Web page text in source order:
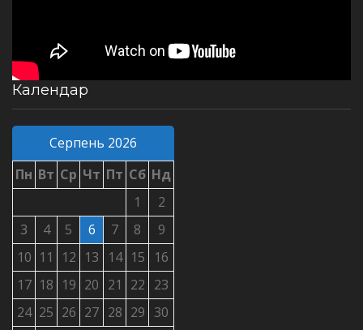
Календар
Серпень 2026
Пн Вт Ср Чт Пт Сб Нд
1
2
3
4 5 6 7 8
9
10 11 12 13 14 15
16
17 18 19 20 21 22 23
24 25 26 27 28 29 30